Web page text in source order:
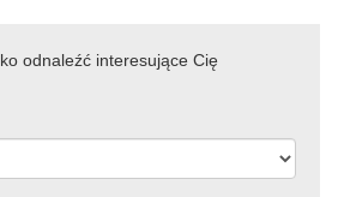
odnaleźć interesujące Cię